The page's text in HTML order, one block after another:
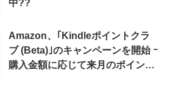
中??
Amazon、｢Kindleポイントクラ
ブ (Beta)｣のキャンペーンを開始 ｰ
購入金額に応じて来月のポイント